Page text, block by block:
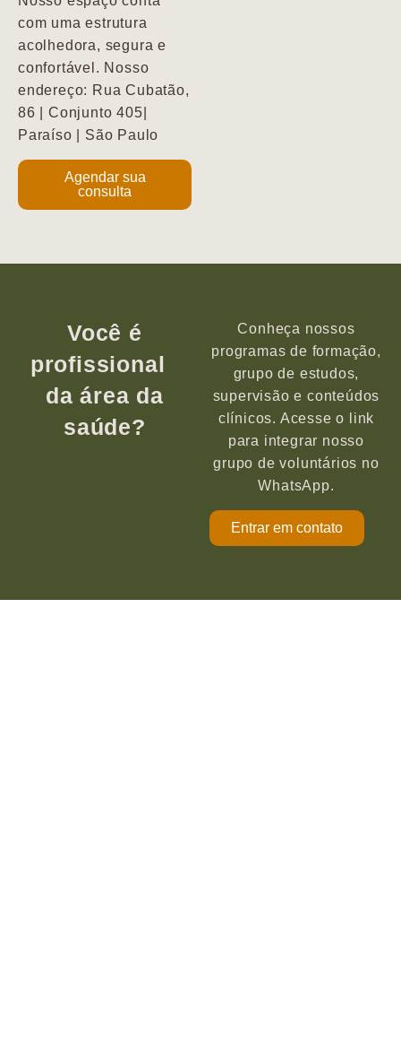
com uma estrutura
acolhedora, segura e
confortável. Nosso
endereço: Rua Cubatão,
86 | Conjunto 405|
Paraíso | São Paulo
Agendar sua
consulta
Você é
profissional
da área da
saúde?
Conheça nossos
programas de formação,
grupo de estudos,
supervisão e conteúdos
clínicos. Acesse o link
para integrar nosso
grupo de voluntários no
WhatsApp.
Entrar em contato